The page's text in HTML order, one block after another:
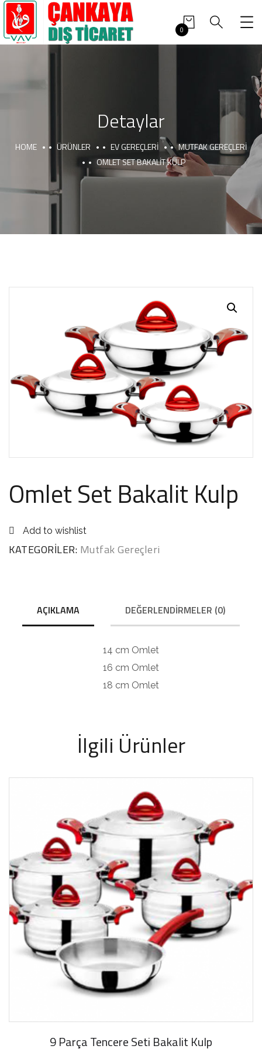
0
Detaylar
HOME ÜRÜNLER EV GEREÇLERI
MUTFAK GEREÇLERI
OMLET SET BAKALIT KULP
Omlet Set Bakalit Kulp
Add to wishlist
KATEGORILER: Mutfak Gereçleri
AÇIKLAMA DEĞERLENDIRMELER (0)
14 cm Omlet
16 cm Omlet
18 cm Omlet
İlgili Ürünler
9 Parça Tencere Seti Bakalit Kulp